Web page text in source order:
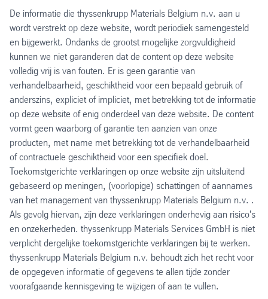
De informatie die thyssenkrupp Materials Belgium n.v. aan u
wordt verstrekt op deze website, wordt periodiek samengesteld
en bijgewerkt. Ondanks de grootst mogelijke zorgvuldigheid
kunnen we niet garanderen dat de content op deze website
volledig vrij is van fouten. Er is geen garantie van
verhandelbaarheid, geschiktheid voor een bepaald gebruik of
anderszins, expliciet of impliciet, met betrekking tot de informatie
op deze website of enig onderdeel van deze website. De content
vormt geen waarborg of garantie ten aanzien van onze
producten, met name met betrekking tot de verhandelbaarheid
of contractuele geschiktheid voor een specifiek doel.
Toekomstgerichte verklaringen op onze website zijn uitsluitend
gebaseerd op meningen, (voorlopige) schattingen of aannames
van het management van thyssenkrupp Materials Belgium n.v. .
Als gevolg hiervan, zijn deze verklaringen onderhevig aan risico's
en onzekerheden. thyssenkrupp Materials Services GmbH is niet
verplicht dergelijke toekomstgerichte verklaringen bij te werken.
thyssenkrupp Materials Belgium n.v. behoudt zich het recht voor
de opgegeven informatie of gegevens te allen tijde zonder
voorafgaande kennisgeving te wijzigen of aan te vullen.